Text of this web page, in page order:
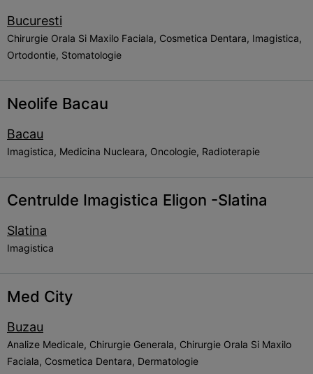
Bucuresti
Chirurgie Orala Si Maxilo Faciala, Cosmetica Dentara, Imagistica,
Ortodontie, Stomatologie
Neolife Bacau
Bacau
Imagistica, Medicina Nucleara, Oncologie, Radioterapie
Centrulde Imagistica Eligon -Slatina
Slatina
Imagistica
Med City
Buzau
Analize Medicale, Chirurgie Generala, Chirurgie Orala Si Maxilo
Faciala, Cosmetica Dentara, Dermatologie